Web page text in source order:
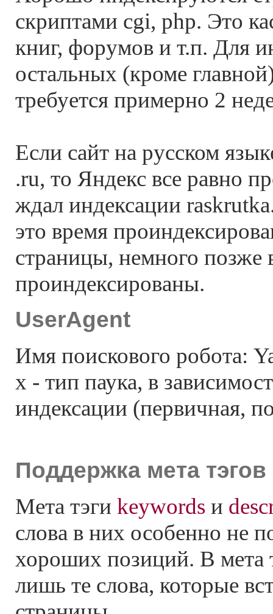
скриптами cgi, php. Это
книг, форумов и т.п. Для
остальных (кроме
требуется примерно 2
Если сайт на русском
.ru, то Яндекс все равно
ждал индексации
это время
страницы, немного позже
проиндексированы.
UserAgent
Имя поискового робота:
х - тип паука, в
индексации (первичная,
Поддержка мета тэгов
Мета тэги keywords и
слова в них особенно не
хороших позиций. В мета
лишь те слова, которые